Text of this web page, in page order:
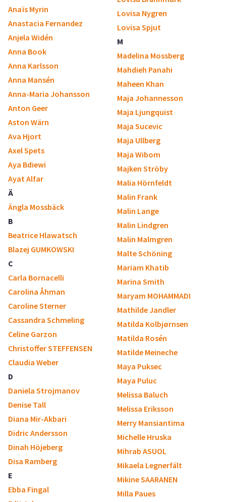
Anaïs Myrin
Anastacia Fernandez
Anjela Widén
Anna Book
Anna Karlsson
Anna Mansén
Anna-Maria Johansson
Anton Geer
Aston Wärn
Ava Hjort
Axel Spets
Aya Bdiewi
Ayat Alfar
Ä
Ängla Mossbäck
B
Beatrice Hlawatsch
Blazej GUMKOWSKI
C
Carla Bornacelli
Carolina Åhman
Caroline Sterner
Cassandra Schmeling
Celine Garzon
Christoffer STEFFENSEN
Claudia Weber
D
Daniela Strojmanov
Denise Tall
Diana Mir-Akbari
Didric Andersson
Dinah Höjeberg
Disa Ramberg
E
Ebba Fingal
Lovisa Nygren
Lovisa Spjut
M
Madelina Mossberg
Mahdieh Panahi
Maheen Khan
Maja Johannesson
Maja Ljungquist
Maja Sucevic
Maja Ullberg
Maja Wibom
Majken Ströby
Malia Hörnfeldt
Malin Frank
Malin Lange
Malin Lindgren
Malin Malmgren
Malte Schöning
Mariam Khatib
Marina Smith
Maryam MOHAMMADI
Mathilde Jandler
Matilda Kolbjørnsen
Matilda Rosén
Matilde Meineche
Maya Puksec
Maya Puluc
Melissa Baluch
Melissa Eriksson
Merry Mansiantima
Michelle Hruska
Mihrab ASUOL
Mikaela Legnerfält
Mikine SAARANEN
Milla Paues